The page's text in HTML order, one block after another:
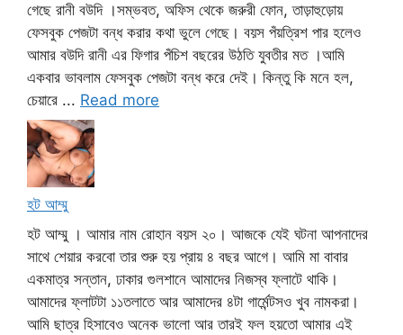
গেছে রানী বউদি ।সম্ভবত, অফিস থেকে জরুরী ফোন, তাড়াহুড়োয়
ফেসবুক পেজটা বন্ধ করার কথা ভুলে গেছে। বয়স পঁয়ত্রিশ পার হলেও
আমার বউদি রানী এর ফিগার পঁচিশ বছরের উঠতি যুবতীর মত ।আমি
একবার ভাবলাম ফেসবুক পেজটা বন্ধ করে দেই। কিন্তু কি মনে হল,
চেয়ারে ... Read more
হট আম্মু
হট আম্মু । আমার নাম রোহান বয়স ২০। আজকে যেই ঘটনা আপনাদের
সাথে শেয়ার করবো তার শুরু হয় প্রায় ৪ বছর আগে। আমি মা বাবার
একমাত্র সন্তান, ঢাকার গুলশানে আমাদের নিজস্ব ফ্লাটে থাকি।
আমাদের ফ্লাটটা ১১তলাতে আর আমাদের ৪টা গার্মেন্টসও খুব নামকরা।
আমি ছাত্র হিসাবেও অনেক ভালো আর তারই ফল হয়তো আমার এই